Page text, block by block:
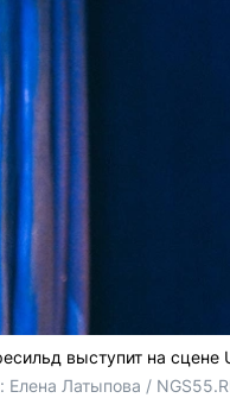
выступит на сцене
Елена Латыпова /